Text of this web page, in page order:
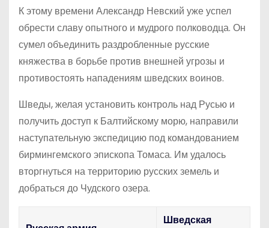
К этому времени Александр Невский уже успел
обрести славу опытного и мудрого полководца. Он
сумел объединить раздробленные русские
княжества в борьбе против внешней угрозы и
противостоять нападениям шведских воинов.
Шведы, желая установить контроль над Русью и
получить доступ к Балтийскому морю, направили
наступательную экспедицию под командованием
бирмингемского эпископа Томаса. Им удалось
вторгнуться на территорию русских земель и
добраться до Чудского озера.
Шведская